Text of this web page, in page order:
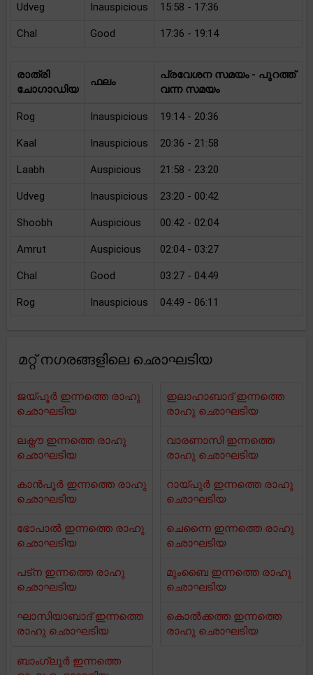
Udveg Inauspicious 15:58 - 17:36
Chal Good 17:36 - 19:14
രാത്രി
ചോഗാഡിയ
ഫലം
പ്രവേശന സമയം - പുറത്ത്
വന്ന സമയം
Rog Inauspicious 19:14 - 20:36
Kaal Inauspicious 20:36 - 21:58
Laabh Auspicious 21:58 - 23:20
Udveg Inauspicious 23:20 - 00:42
Shoobh Auspicious 00:42 - 02:04
Amrut Auspicious 02:04 - 03:27
Chal Good 03:27 - 04:49
Rog Inauspicious 04:49 - 06:11
മറ്റ് നഗരങ്ങളിലെ ഛൊഘടിയ
ജയ്പൂർ ഇന്നത്തെ രാഹു
ഛൊഘടിയ
ലക്നൗ ഇന്നത്തെ രാഹു
ഛൊഘടിയ
കാൻപൂർ ഇന്നത്തെ രാഹു
ഛൊഘടിയ
ഭോപാൽ ഇന്നത്തെ രാഹു
ഛൊഘടിയ
പട്ന ഇന്നത്തെ രാഹു
ഛൊഘടിയ
ഘാസിയാബാദ് ഇന്നത്തെ
രാഹു ഛൊഘടിയ
ഇലാഹാബാദ് ഇന്നത്തെ
രാഹു ഛൊഘടിയ
വാരണാസി ഇന്നത്തെ
രാഹു ഛൊഘടിയ
റായ്പുർ ഇന്നത്തെ രാഹു
ഛൊഘടിയ
ചെന്നൈ ഇന്നത്തെ രാഹു
ഛൊഘടിയ
മുംബൈ ഇന്നത്തെ രാഹു
ഛൊഘടിയ
കൊൽക്കത്ത ഇന്നത്തെ
രാഹു ഛൊഘടിയ
ബാംഗ്ലൂർ ഇന്നത്തെ